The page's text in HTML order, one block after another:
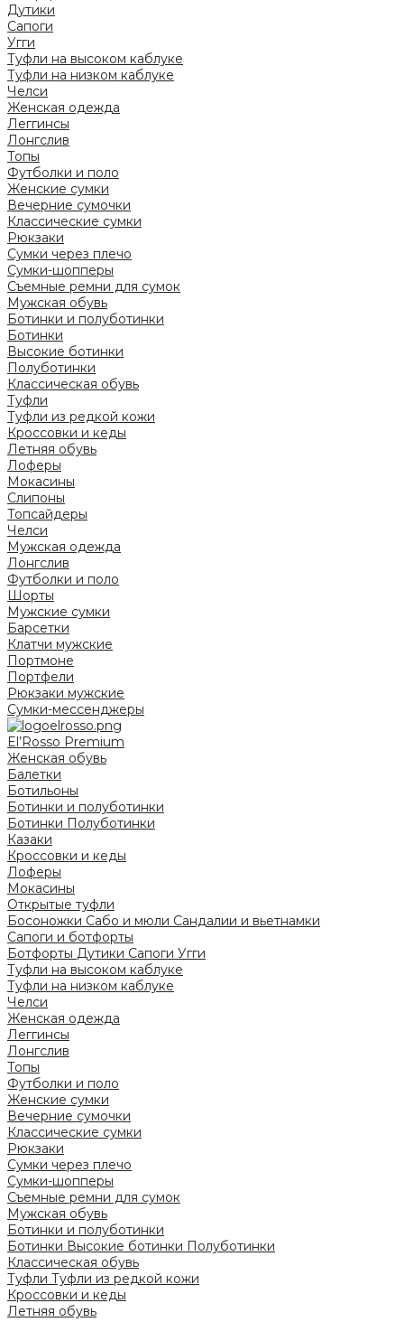
Дутики
Сапоги
Угги
Туфли на высоком каблуке
Туфли на низком каблуке
Челси
Женская одежда
Леггинсы
Лонгслив
Топы
Футболки и поло
Женские сумки
Вечерние сумочки
Классические сумки
Рюкзаки
Сумки через плечо
Сумки-шопперы
Съемные ремни для сумок
Мужская обувь
Ботинки и полуботинки
Ботинки
Высокие ботинки
Полуботинки
Классическая обувь
Туфли
Туфли из редкой кожи
Кроссовки и кеды
Летняя обувь
Лоферы
Мокасины
Слипоны
Топсайдеры
Челси
Мужская одежда
Лонгслив
Футболки и поло
Шорты
Мужские сумки
Барсетки
Клатчи мужские
Портмоне
Портфели
Рюкзаки мужские
Сумки-мессенджеры
El’Rosso Premium
Женская обувь
Балетки
Ботильоны
Ботинки и полуботинки
Ботинки Полуботинки
Казаки
Кроссовки и кеды
Лоферы
Мокасины
Открытые туфли
Босоножки Сабо и мюли Сандалии и вьетнамки
Сапоги и ботфорты
Ботфорты Дутики Сапоги Угги
Туфли на высоком каблуке
Туфли на низком каблуке
Челси
Женская одежда
Леггинсы
Лонгслив
Топы
Футболки и поло
Женские сумки
Вечерние сумочки
Классические сумки
Рюкзаки
Сумки через плечо
Сумки-шопперы
Съемные ремни для сумок
Мужская обувь
Ботинки и полуботинки
Ботинки Высокие ботинки Полуботинки
Классическая обувь
Туфли Туфли из редкой кожи
Кроссовки и кеды
Летняя обувь